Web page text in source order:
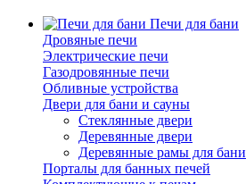
Печи для бани
Дровяные печи
Электрические печи
Газодровянные печи
Обливные устройства
Двери для бани и сауны
Стеклянные двери
Деревянные двери
Деревянные рамы для бани
Порталы для банных печей